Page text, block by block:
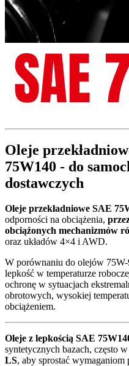
Oleje
75W140 - do
dostawczych
Oleje przekładniowe SAE
odporności na obciążenia,
obciążonych mechanizmów
oraz układów 4×4 i AWD.
W porównaniu do olejów
lepkość w temperaturze
ochronę w sytuacjach
obrotowych, wysokiej
obciążeniem.
Oleje z lepkością SAE
syntetycznych bazach, często
LS, aby sprostać